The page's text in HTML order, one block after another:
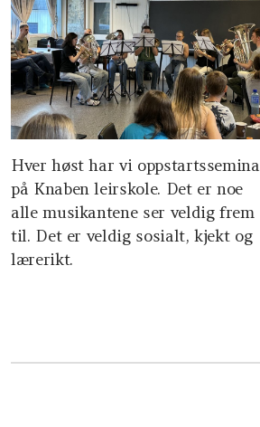
Hver høst har vi
på Knaben leirskole. Det er noe
alle musikantene ser veldig frem
til. Det er veldig sosialt, kjekt og
lærerikt.